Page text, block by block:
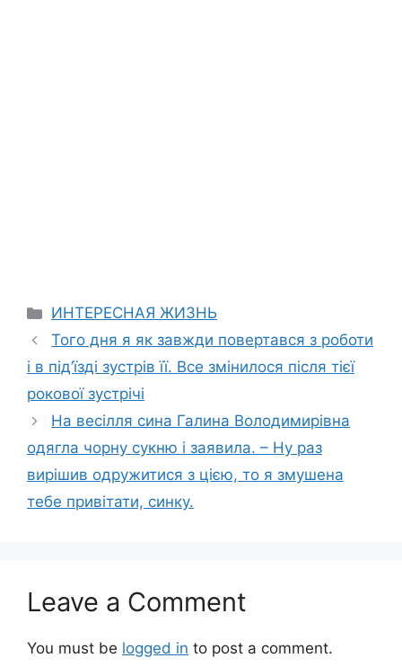
Categories
ИНТЕРЕСНАЯ ЖИЗНЬ
Того дня я як завжди повертався з роботи
і в під’їзді зустрів її. Все змінилося після тієї
рокової зустрічі
На весілля сина Галина Володимирівна
одягла чорну сукню і заявила. – Ну раз
вирішив одружитися з цією, то я змушена
тебе привітати, синку.
Leave a Comment
You must be logged in to post a comment.